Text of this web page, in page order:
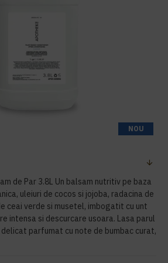
NOU
de Par 3.8L Un balsam nutritiv pe baza
uleiuri de cocos si jojoba, radacina de
ceai verde si musetel, imbogatit cu unt
intensa si descurcare usoara. Lasa parul
parfumat cu note de bumbac curat,